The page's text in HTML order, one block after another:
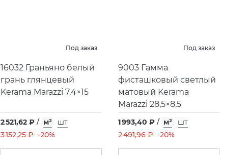
Под заказ
16032 Граньяно белый
грань глянцевый
Kerama Marazzi 7.4×15
2 521,62 ₽ / м²
шт
3 152,25 ₽ -20%
Под заказ
9003 Гамма
фисташковый светлый
матовый Kerama
Marazzi 28,5×8,5
1 993,40 ₽ / м²
шт
2 491,96 ₽ -20%